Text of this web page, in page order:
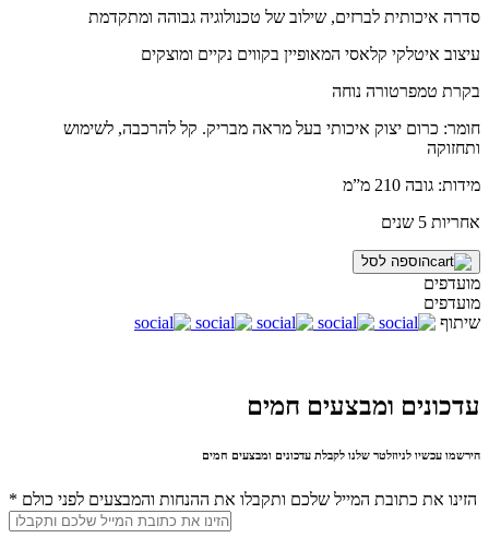
סדרה איכותית לברזים, שילוב של טכנולוגיה גבוהה ומתקדמת
עיצוב איטלקי קלאסי המאופיין בקווים נקיים ומוצקים
בקרת טמפרטורה נוחה
חומר: כרום יצוק איכותי בעל מראה מבריק. קל להרכבה, לשימוש
ותחזוקה
מידות: גובה 210 מ”מ
אחריות 5 שנים
הוספה לסל
מועדפים
מועדפים
שיתוף
עדכונים ומבצעים חמים
הירשמו עכשיו לניוזלטר שלנו לקבלת עדכונים ומבצעים חמים
הזינו את כתובת המייל שלכם ותקבלו את ההנחות והמבצעים לפני כולם *